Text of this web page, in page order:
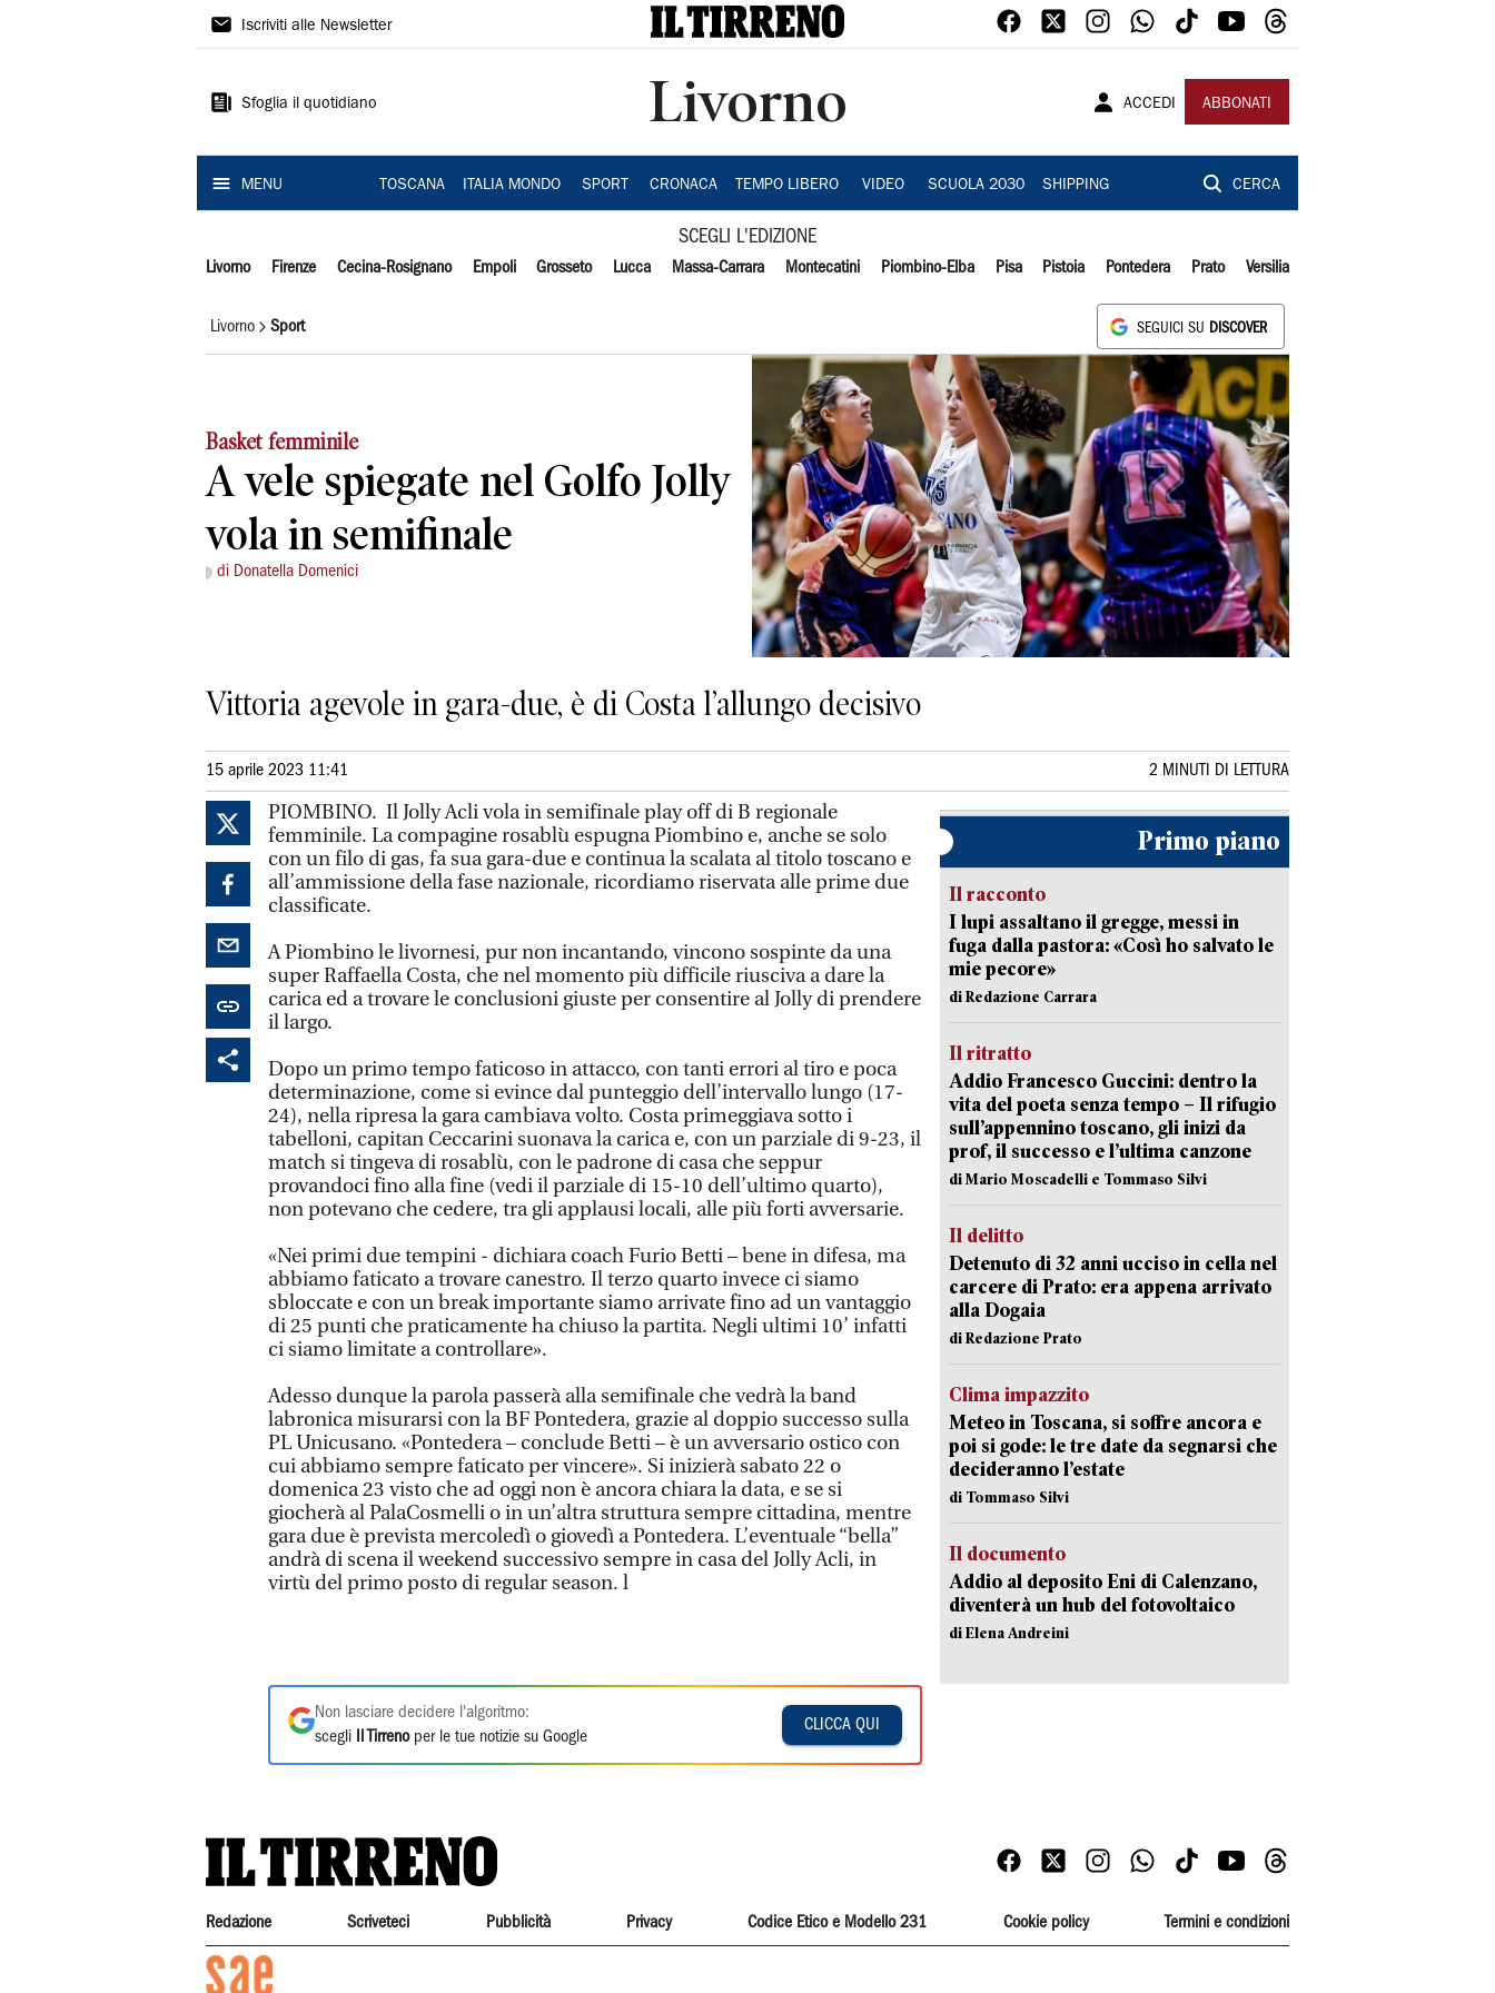
Il
Iscriviti alle Newsletter
Sfoglia il quotidiano Livorno ACCEDI ABBONATI
MENU TOSCANA ITALIA MONDO SPORT CRONACA TEMPO LIBERO VIDEO SCUOLA 2030 SHIPPING CERCA
SCEGLI L'EDIZIONE
Livorno Firenze Cecina-Rosignano Empoli Grosseto Lucca Massa-Carrara Montecatini Piombino-Elba Pisa Pistoia Pontedera Prato Versilia
Livorno Sport SEGUICI SU DISCOVER
Basket femminile
A vele spiegate nel Golfo Jolly
vola in semifinale
di Donatella Domenici
Vittoria agevole in gara-due, è di Costa l’allungo decisivo
15 aprile 2023 11:41 2 MINUTI DI LETTURA
PIOMBINO. Il Jolly Acli vola in semifinale play off di B regionale
femminile. La compagine rosablù espugna Piombino e, anche se solo
con un filo di gas, fa sua gara-due e continua la scalata al titolo toscano e
all’ammissione della fase nazionale, ricordiamo riservata alle prime due
classificate.
A Piombino le livornesi, pur non incantando, vincono sospinte da una
super Raffaella Costa, che nel momento più difficile riusciva a dare la
carica ed a trovare le conclusioni giuste per consentire al Jolly di prendere
il largo.
Dopo un primo tempo faticoso in attacco, con tanti errori al tiro e poca
determinazione, come si evince dal punteggio dell’intervallo lungo (17-
24), nella ripresa la gara cambiava volto. Costa primeggiava sotto i
tabelloni, capitan Ceccarini suonava la carica e, con un parziale di 9-23, il
match si tingeva di rosablù, con le padrone di casa che seppur
provandoci fino alla fine (vedi il parziale di 15-10 dell’ultimo quarto),
non potevano che cedere, tra gli applausi locali, alle più forti avversarie.
«Nei primi due tempini - dichiara coach Furio Betti – bene in difesa, ma
abbiamo faticato a trovare canestro. Il terzo quarto invece ci siamo
sbloccate e con un break importante siamo arrivate fino ad un vantaggio
di 25 punti che praticamente ha chiuso la partita. Negli ultimi 10’ infatti
ci siamo limitate a controllare».
Adesso dunque la parola passerà alla semifinale che vedrà la band
labronica misurarsi con la BF Pontedera, grazie al doppio successo sulla
PL Unicusano. «Pontedera – conclude Betti – è un avversario ostico con
cui abbiamo sempre faticato per vincere». Si inizierà sabato 22 o
domenica 23 visto che ad oggi non è ancora chiara la data, e se si
giocherà al PalaCosmelli o in un’altra struttura sempre cittadina, mentre
gara due è prevista mercoledì o giovedì a Pontedera. L’eventuale “bella”
andrà di scena il weekend successivo sempre in casa del Jolly Acli, in
virtù del primo posto di regular season. l
Non lasciare decidere l'algoritmo:
scegli
Il Tirrenoper le tue notizie su Google
CLICCA QUI
Primo piano
Il racconto
I lupi assaltano il gregge, messi in
fuga dalla pastora: «Così ho salvato le
mie pecore»
di Redazione Carrara
Il ritratto
Addio Francesco Guccini: dentro la
vita del poeta senza tempo – Il rifugio
sull’appennino toscano, gli inizi da
prof, il successo e l’ultima canzone
di Mario Moscadelli e Tommaso Silvi
Il delitto
Detenuto di 32 anni ucciso in cella nel
carcere di Prato: era appena arrivato
alla Dogaia
di Redazione Prato
Clima impazzito
Meteo in Toscana, si soffre ancora e
poi si gode: le tre date da segnarsi che
decideranno l’estate
di Tommaso Silvi
Il documento
Addio al deposito Eni di Calenzano,
diventerà un hub del fotovoltaico
di Elena Andreini
Redazione Scriveteci Pubblicità Privacy Codice Etico e Modello 231 Cookie policy Termini e condizioni